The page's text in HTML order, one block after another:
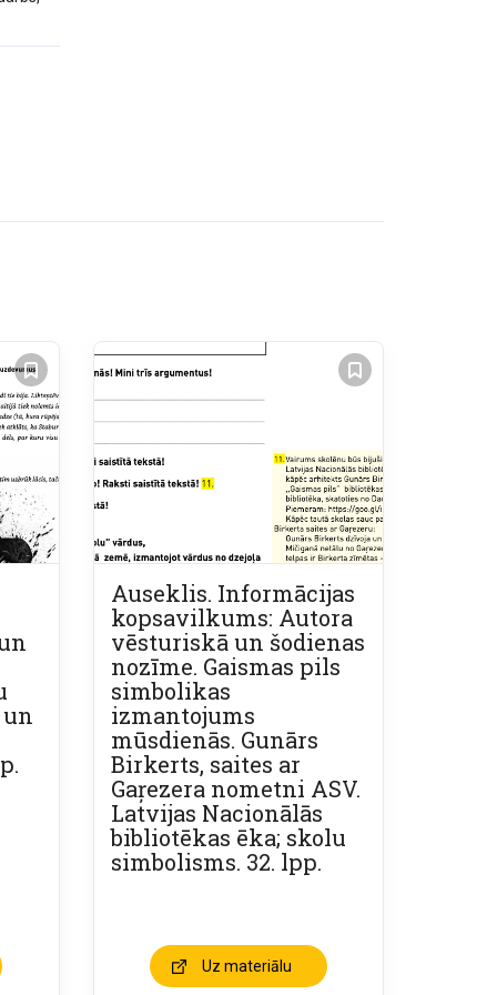
Auseklis. Informācijas
kopsavilkums: Autora
vēsturiskā un šodienas
nozīme. Gaismas pils
simbolikas
izmantojums
mūsdienās. Gunārs
Birkerts, saites ar
Gaŗezera nometni ASV.
Latvijas Nacionālās
bibliotēkas ēka; skolu
simbolisms. 32. lpp.
Uz materiālu